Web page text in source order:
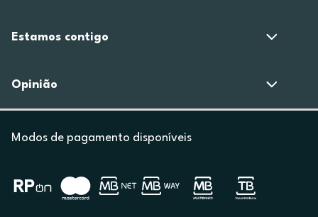
Estamos contigo
Opinião
Modos de pagamento disponíveis